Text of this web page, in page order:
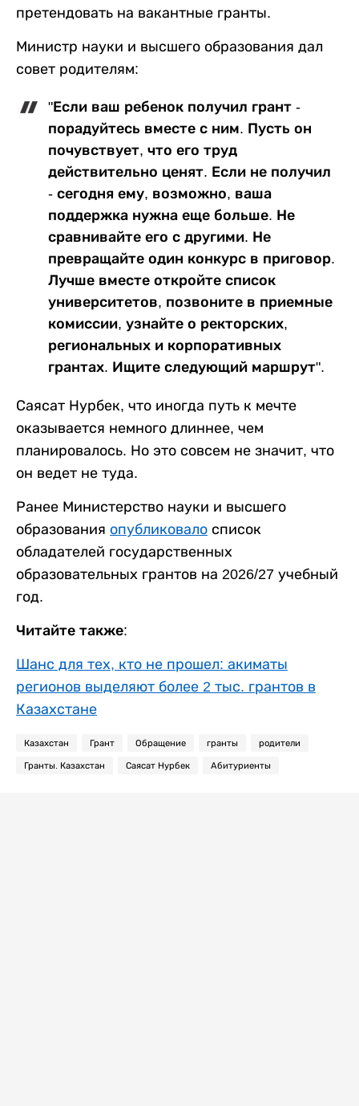
претендовать на вакантные гранты.
Министр науки и высшего образования дал
совет родителям:
"Если ваш ребенок получил грант -
порадуйтесь вместе с ним. Пусть он
почувствует, что его труд
действительно ценят. Если не получил
- сегодня ему, возможно, ваша
поддержка нужна еще больше. Не
сравнивайте его с другими. Не
превращайте один конкурс в приговор.
Лучше вместе откройте список
университетов, позвоните в приемные
комиссии, узнайте о ректорских,
региональных и корпоративных
грантах. Ищите следующий маршрут".
Саясат Нурбек, что иногда путь к мечте
оказывается немного длиннее, чем
планировалось. Но это совсем не значит, что
он ведет не туда.
Ранее Министерство науки и высшего
образования опубликовало список
обладателей государственных
образовательных грантов на 2026/27 учебный
год.
Читайте также:
Шанс для тех, кто не прошел: акиматы
регионов выделяют более 2 тыс. грантов в
Казахстане
Казахстан Грант Обращение гранты родители
Гранты. Казахстан Саясат Нурбек Абитуриенты